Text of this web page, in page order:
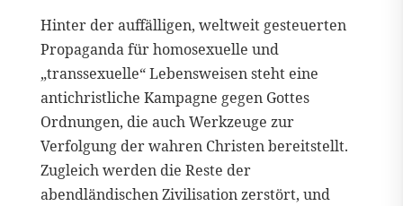
Hinter der auffälligen, weltweit gesteuerten
Propaganda für homosexuelle und
„transsexuelle“ Lebensweisen steht eine
antichristliche Kampagne gegen Gottes
Ordnungen, die auch Werkzeuge zur
Verfolgung der wahren Christen bereitstellt.
Zugleich werden die Reste der
abendländischen Zivilisation zerstört, und